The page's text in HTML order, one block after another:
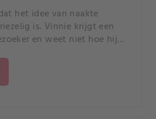
het idee van naakte
is. Vinnie krijgt een
en weet niet hoe hij